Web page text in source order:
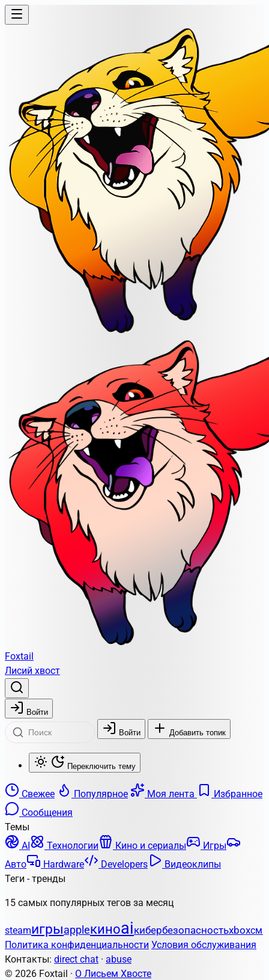
Foxtail
Лисий хвост
Войти
Войти Добавить топик
Переключить тему
Свежее Популярное Моя лента
Избранное
Сообщения
Темы
AI
Технологии Кино и сериалы
Игры
Авто
Hardware Developers
Видеоклипы
Теги - тренды
15 самых популярных тегов за месяц
steamигрыappleкиноaiкибербезопасностьxbox
Политика конфиденциальности Условия обслуживания
Контакты: direct chat · abuse
© 2026 Foxtail · О Лисьем Хвосте